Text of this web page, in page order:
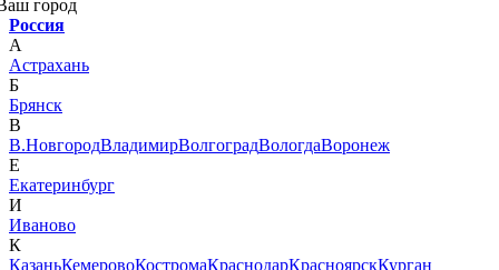
город
Россия
А
Астрахань
Б
Брянск
В
В.НовгородВладимирВолгоградВологдаВоронеж
Е
Екатеринбург
И
Иваново
К
КазаньКемеровоКостромаКраснодарКрасноярскКурган